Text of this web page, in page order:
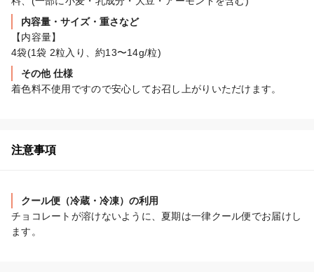
内容量・サイズ・重さなど
【内容量】
4袋(1袋 2粒入り、約13〜14g/粒)
その他 仕様
着色料不使用ですので安心してお召し上がりいただけます。
注意事項
クール便（冷蔵・冷凍）の利用
チョコレートが溶けないように、夏期は一律クール便でお届けし
ます。